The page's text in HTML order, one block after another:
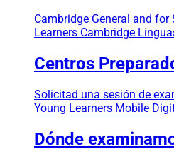
Cambridge General and for
Learners Cambridge
Centros
Solicitad una sesión de
Young Learners Mobile
Dónde